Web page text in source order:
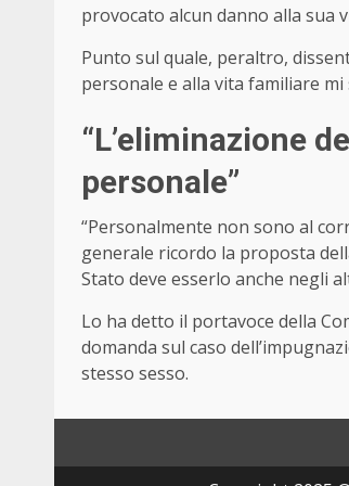
provocato alcun danno alla sua
Punto sul quale, peraltro,
personale e alla vita familiare mi
“L’eliminazione
personale”
“Personalmente non sono al
generale ricordo la proposta
Stato deve esserlo anche negli
Lo ha detto il portavoce della
domanda sul caso
stesso sesso.